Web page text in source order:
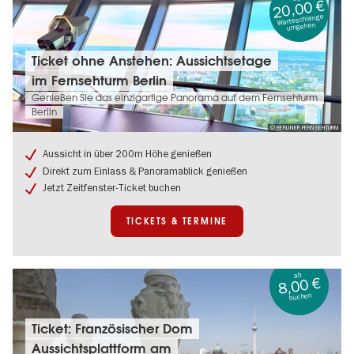
© BERLINER FERNSEHTURM
Tickets
&
Termine:
Ticket
ohne
Anstehen:
im
Fernsehturm
Berlin
Ticket ohne Anstehen: Aussichtsetage
im Fernsehturm Berlin
Genießen Sie das einzigartige Panorama auf dem Fernsehturm
Berlin
20,00 €
Warteschlange
umgehen
Aussicht in über 200m Höhe genießen
Direkt zum Einlass & Panoramablick genießen
Jetzt Zeitfenster-Ticket buchen
TICKETS & TERMINE
Tickets
&
Ticket: Französischer Dom
Aussichtsplattform am
ab
8,00 €
buchen